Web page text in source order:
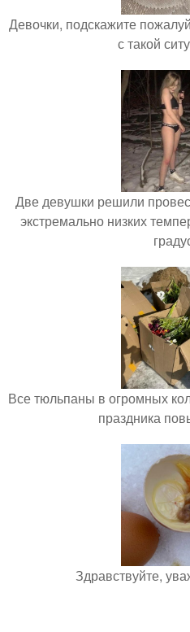
Девочки, подскажите
с такой
Две девушки решили
экстремально низких
Все тюльпаны в огромных
праздника
Здравствуйте,